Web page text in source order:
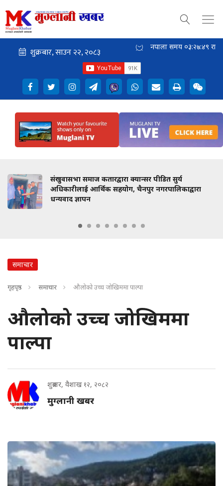
नेपाली समय ०३:२७:५० राती
संखुवासभा समाज कतारद्वारा क्यान्सर पीडित सुर्य
अधिकारीलाई आर्थिक सहयोग, चैनपुर नगरपालिकाद्वारा
धन्यवाद ज्ञापन
समाचार
गृहपृष्ठ समाचार औलोको उच्च जोखिममा पाल्पा
औलोको उच्च जोखिममा
पाल्पा
शुक्रबार, वैशाख १२, २०८२
मुग्लानी खबर